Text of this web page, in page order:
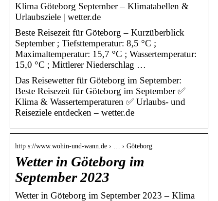
Klima Göteborg September – Klimatabellen &
Urlaubsziele | wetter.de
Beste Reisezeit für Göteborg – Kurzüberblick
September ; Tiefsttemperatur: 8,5 °C ;
Maximaltemperatur: 15,7 °C ; Wassertemperatur:
15,0 °C ; Mittlerer Niederschlag …
Das Reisewetter für Göteborg im September:
Beste Reisezeit für Göteborg im September ✅
Klima & Wassertemperaturen ✅ Urlaubs- und
Reiseziele entdecken – wetter.de
http s://www.wohin-und-wann.de › … › Göteborg
Wetter in Göteborg im
September 2023
Wetter in Göteborg im September 2023 – Klima